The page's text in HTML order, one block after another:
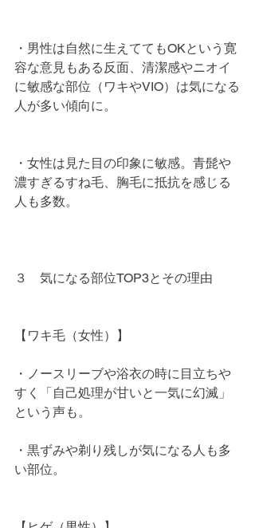
・男性は自然に生えててもOKという寛
容な意見もある反面、清潔感やニオイ
に敏感な部位（ワキやVIO）は気になる
人が多い傾向に。
・女性は見た目の印象に敏感。青髭や
濃すぎるすね毛、胸毛に抵抗を感じる
人も多数。
３　気になる部位TOP3とその理由
【ワキ毛（女性）】
・ノースリーブや浴衣の時に目立ちや
すく「自己処理が甘いと一気に幻滅」
という声も。
・黒ずみや剃り残しが気になる人も多
い部位。